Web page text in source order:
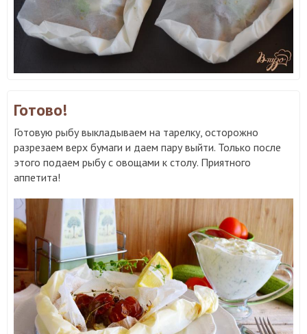
Готово!
Готовую рыбу выкладываем на тарелку, осторожно
разрезаем верх бумаги и даем пару выйти. Только после
этого подаем рыбу с овощами к столу. Приятного
аппетита!